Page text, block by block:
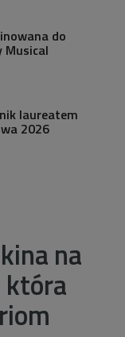
do
Musical
laureatem
2026
na
która